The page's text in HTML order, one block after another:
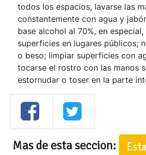
todos los espacios, lavarse las
constantemente con agua y
base alcohol al 70%, en
superficies en lugares públicos;
o beso; limpiar superficies con
tocarse el rostro con las manos
estornudar o toser en la parte
Mas de esta seccion: